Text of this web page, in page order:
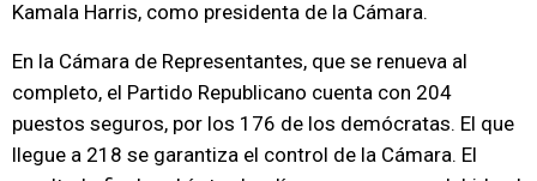
Kamala Harris, como presidenta de la Cámara.
En la Cámara de Representantes, que se renueva al
completo, el Partido Republicano cuenta con 204
puestos seguros, por los 176 de los demócratas. El que
llegue a 218 se garantiza el control de la Cámara. El